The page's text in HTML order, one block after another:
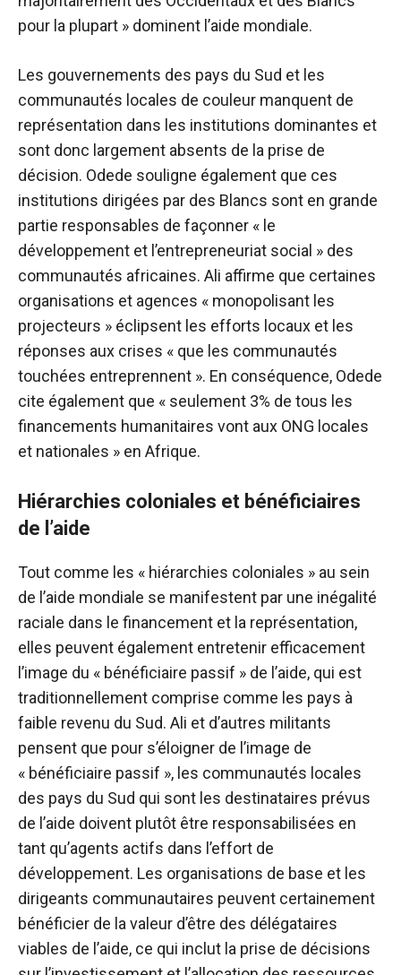
pour la plupart » dominent l’aide mondiale.
Les gouvernements des pays du Sud et les
communautés locales de couleur manquent de
représentation dans les institutions dominantes et
sont donc largement absents de la prise de
décision. Odede souligne également que ces
institutions dirigées par des Blancs sont en grande
partie responsables de façonner « le
développement et l’entrepreneuriat social » des
communautés africaines. Ali affirme que certaines
organisations et agences « monopolisant les
projecteurs » éclipsent les efforts locaux et les
réponses aux crises « que les communautés
touchées entreprennent ». En conséquence, Odede
cite également que « seulement 3% de tous les
financements humanitaires vont aux ONG locales
et nationales » en Afrique.
Hiérarchies coloniales et bénéficiaires
de l’aide
Tout comme les « hiérarchies coloniales » au sein
de l’aide mondiale se manifestent par une inégalité
raciale dans le financement et la représentation,
elles peuvent également entretenir efficacement
l’image du « bénéficiaire passif » de l’aide, qui est
traditionnellement comprise comme les pays à
faible revenu du Sud. Ali et d’autres militants
pensent que pour s’éloigner de l’image de
« bénéficiaire passif », les communautés locales
des pays du Sud qui sont les destinataires prévus
de l’aide doivent plutôt être responsabilisées en
tant qu’agents actifs dans l’effort de
développement. Les organisations de base et les
dirigeants communautaires peuvent certainement
bénéficier de la valeur d’être des délégataires
viables de l’aide, ce qui inclut la prise de décisions